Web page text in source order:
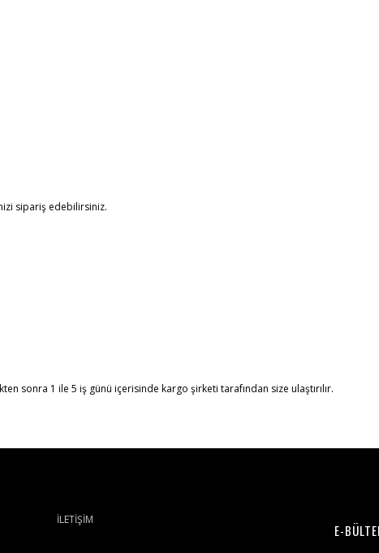
sipariş edebilirsiniz.
sonra 1 ile 5 iş günü içerisinde kargo şirketi tarafından size ulaştırılır.
İLETİŞİM
E-